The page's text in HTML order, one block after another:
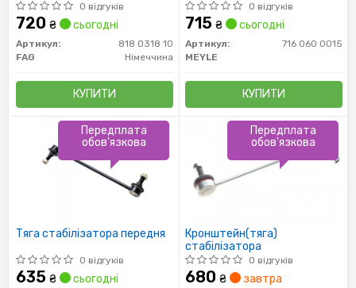
0 відгуків
720 ₴ сьогодні
Артикул:
818 0318 10
FAG
Німеччина
КУПИТИ
0 відгуків
715 ₴ сьогодні
Артикул:
716 060 0015
MEYLE
КУПИТИ
Тяга стабілізатора передня
0 відгуків
635 ₴
сьогодні
Передплата
обов'язкова
Кронштейн(тяга)
стабілізатора
0 відгуків
680 ₴ завтра
Передплата
обов'язкова